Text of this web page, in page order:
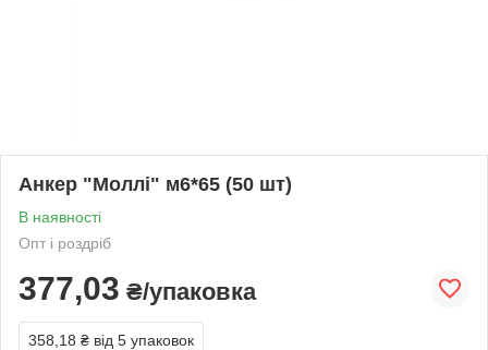
Анкер "Моллі" м6*65 (50 шт)
В наявності
Опт і роздріб
377,03 ₴/упаковка
358,18 ₴ від 5 упаковок